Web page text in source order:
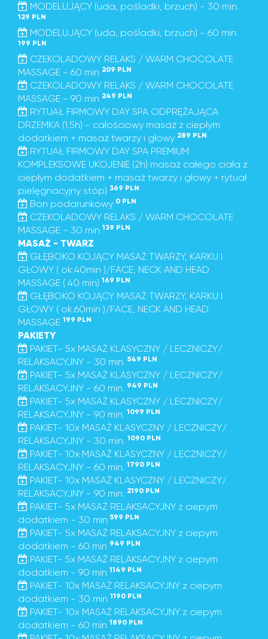
MODELUJĄCY (uda, pośladki, brzuch) - 30 min.
129 PLN
MODELUJĄCY (uda, pośladki, brzuch) - 60 min.
199 PLN
CZEKOLADOWY RELAKS / WARM CHOCOLATE
MASSAGE - 60 min 209 PLN
CZEKOLADOWY RELAKS / WARM CHOCOLATE
MASSAGE - 90 min 249 PLN
RYTUAŁ FIRMOWY DAY SPA ODPRĘŻAJĄCA
DRZEMKA (1.5h) - całościowy masaż z ciepłym
dodatkiem + masaż twarzy i głowy 289 PLN
RYTUAŁ FIRMOWY DAY SPA PREMIUM
KOMPLEKSOWE UKOJENIE (2h) masaż całego ciała z
ciepłym dodatkiem + masaż twarzy i głowy + rytuał
pielęgnacyjny stóp) 369 PLN
Bon podarunkowy 0 PLN
CZEKOLADOWY RELAKS / WARM CHOCOLATE
MASSAGE - 30 min 139 PLN
MASAŻ - TWARZ
GŁĘBOKO KOJĄCY MASAŻ TWARZY, KARKU I
GŁOWY ( ok.40min )/FACE, NECK AND HEAD
MASSAGE ( 40 min) 169 PLN
GŁĘBOKO KOJĄCY MASAŻ TWARZY, KARKU I
GŁOWY ( ok.60min )/FACE, NECK AND HEAD
MASSAGE 199 PLN
PAKIETY
PAKIET- 5x MASAŻ KLASYCZNY / LECZNICZY/
RELAKSACYJNY - 30 min. 549 PLN
PAKIET- 5x MASAŻ KLASYCZNY / LECZNICZY/
RELAKSACYJNY - 60 min. 949 PLN
PAKIET- 5x MASAŻ KLASYCZNY / LECZNICZY/
RELAKSACYJNY - 90 min. 1099 PLN
PAKIET- 10x MASAŻ KLASYCZNY / LECZNICZY/
RELAKSACYJNY - 30 min. 1090 PLN
PAKIET- 10x MASAŻ KLASYCZNY / LECZNICZY/
RELAKSACYJNY - 60 min. 1790 PLN
PAKIET- 10x MASAŻ KLASYCZNY / LECZNICZY/
RELAKSACYJNY - 90 min. 2190 PLN
PAKIET- 5x MASAŻ RELAKSACYJNY z ciepym
dodatkiem - 30 min 599 PLN
PAKIET- 5x MASAŻ RELAKSACYJNY z ciepym
dodatkiem - 60 min 949 PLN
PAKIET- 5x MASAŻ RELAKSACYJNY z ciepym
dodatkiem - 90 min 1149 PLN
PAKIET- 10x MASAŻ RELAKSACYJNY z ciepym
dodatkiem - 30 min 1190 PLN
PAKIET- 10x MASAŻ RELAKSACYJNY z ciepym
dodatkiem - 60 min 1890 PLN